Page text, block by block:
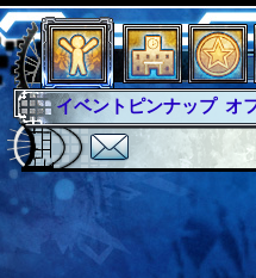
イベントピンナップ オ
グラシャ・ラボラス
グ
サイキックハーツ サイ
シュラウド
ソロモン
アブソーバー
イベピン